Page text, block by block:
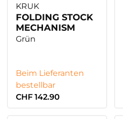
KRUK
FOLDING STOCK
MECHANISM
Grün
Beim Lieferanten
bestellbar
CHF 142.90